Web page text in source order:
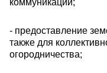
коммуникаций;
- предоставление
также для
огородничества;